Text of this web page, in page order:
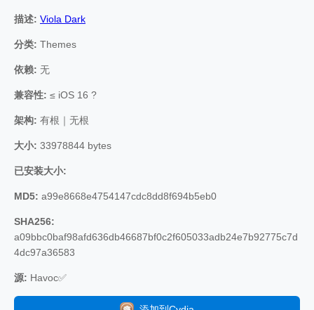
描述: Viola Dark
分类: Themes
依赖: 无
兼容性: ≤ iOS 16 ?
架构: 有根｜无根
大小: 33978844 bytes
已安装大小:
MD5: a99e8668e4754147cdc8dd8f694b5eb0
SHA256:
a09bbc0baf98afd636db46687bf0c2f605033adb24e7b92775c7d
4dc97a36583
源: Havoc✅